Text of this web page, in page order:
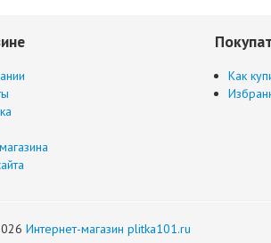
Как
Интернет-магазин plitka101.ru